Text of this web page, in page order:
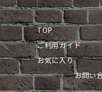
TOP
ご利用ガイド
お気に入り
お問い